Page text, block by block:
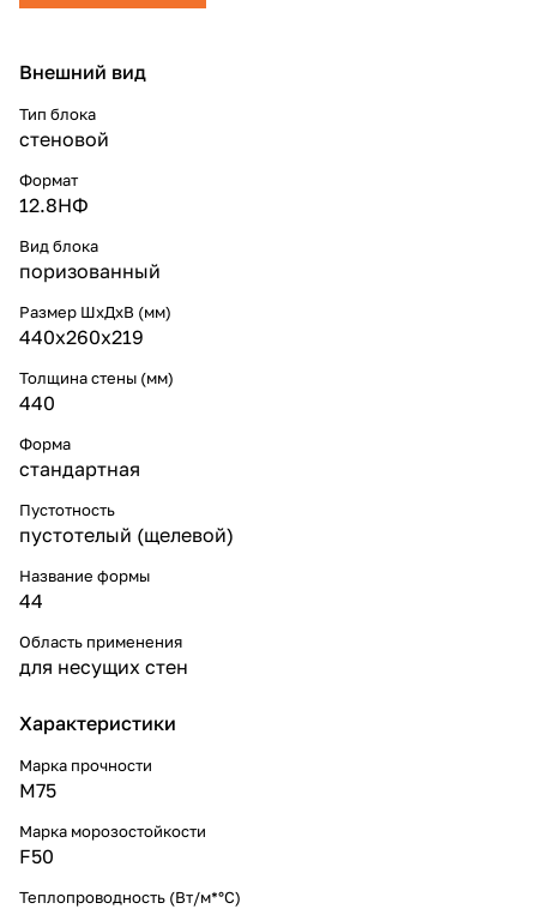
Внешний вид
Тип блока
стеновой
Формат
12.8НФ
Вид блока
поризованный
Размер ШхДхВ (мм)
440x260x219
Толщина стены (мм)
440
Форма
стандартная
Пустотность
пустотелый (щелевой)
Название формы
44
Область применения
для несущих стен
Характеристики
Марка прочности
М75
Марка морозостойкости
F50
Теплопроводность (Вт/м*°С)